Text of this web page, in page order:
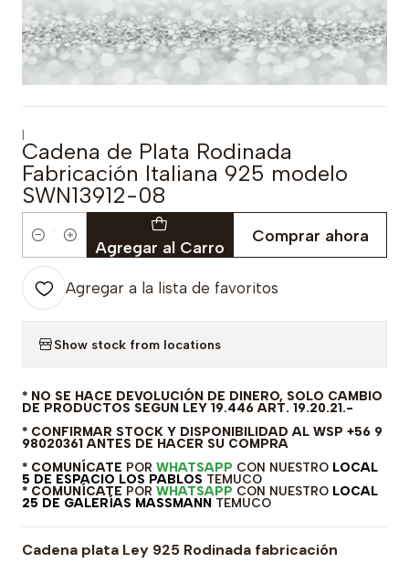
|
Cadena de Plata Rodinada
Fabricación Italiana 925 modelo
SWN13912-08
Cantidad Agregar al Carro
Comprar ahora
Agregar a la lista de favoritos
Show stock from locations
* NO SE HACE DEVOLUCIÓN DE DINERO, SOLO CAMBIO
DE PRODUCTOS SEGUN LEY 19.446 ART. 19.20.21.-
* CONFIRMAR STOCK Y DISPONIBILIDAD AL WSP +56 9
98020361 ANTES DE HACER SU COMPRA
* COMUNÍCATE POR WHATSAPP CON NUESTRO LOCAL
5 DE ESPACIO LOS PABLOS TEMUCO
* COMUNÍCATE POR WHATSAPP CON NUESTRO LOCAL
25 DE GALERÍAS MASSMANN TEMUCO
Cadena plata Ley 925 Rodinada fabricación